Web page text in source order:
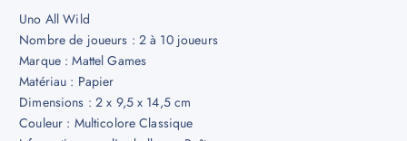
Uno All Wild
Nombre de joueurs : 2 à 10 joueurs
Marque : Mattel Games
Matériau : Papier
Dimensions : 2 x 9,5 x 14,5 cm
Couleur : Multicolore Classique